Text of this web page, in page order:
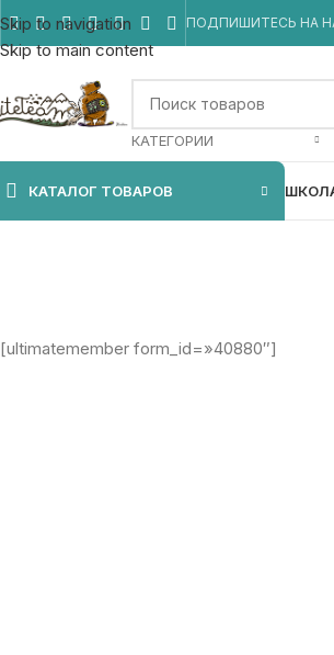
Skip to navigation
Skip to main content
ПОДПИШИТЕСЬ НА
КАТЕГОРИИ
КАТАЛОГ ТОВАРОВ
[ultimatemember form_id=»40880″]